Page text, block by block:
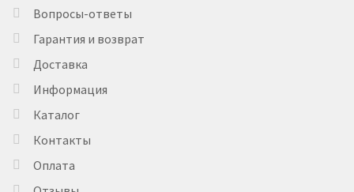
Вопросы-ответы
Гарантия и возврат
Доставка
Информация
Каталог
Контакты
Оплата